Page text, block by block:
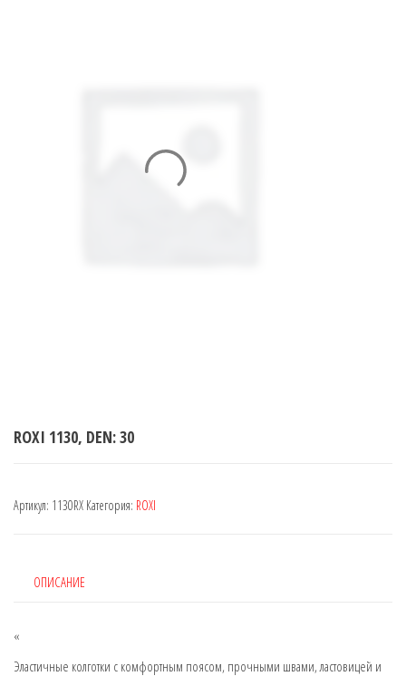
ROXI 1130, DEN: 30
Артикул: 1130RX Категория: ROXI
ОПИСАНИЕ
«
Эластичные колготки с комфортным поясом, прочными швами, ластовицей и